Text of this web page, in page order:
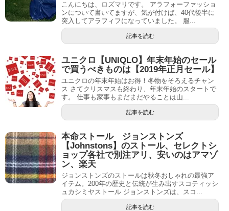
こんにちは、ロズマリです。 アラフォーファッショ
ンについて書いてますが、気が付けば、40代後半に
突入してアラフィフになっていました。 服...
記事を読む
ユニクロ【UNIQLO】年末年始のセール
で買うべきものは【2019年正月セール】
ユニクロの年末年始はお得！冬物をそろえるチャン
ス さてクリスマスも終わり、年末年始のスタートで
す。 仕事も家事もまだまだやることは山...
記事を読む
本命ストール ジョンストンズ
【Johnstons】のストール、セレクトシ
ョップ各社で別注アリ、安いのはアマゾ
ン、楽天
ジョンストンズのストールは秋冬おしゃれの最強ア
イテム。200年の歴史と伝統が生み出すスコティッシ
ュカシミヤストール ジョンストンズは、スコ...
記事を読む